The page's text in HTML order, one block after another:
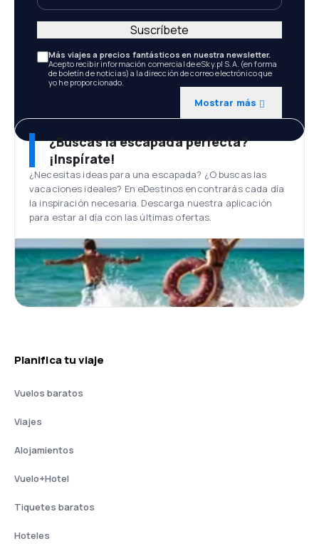
Más viajes a precios fantásticos en nuestra newsletter.
Acepto recibir información comercial de eSky.pl S.A. (en forma
de boletín de noticias) a la dirección de correo electrónico que
yo he proporcionado.
Mostrar más
Suscríbete
¿Buscas la escapada perfecta?
¡Inspírate!
¿Necesitas ideas para una escapada? ¿O buscas las
vacaciones ideales? En eDestinos encontrarás cada día
la inspiración necesaria. Descarga nuestra aplicación
para estar al día con las últimas ofertas.
Planifica tu viaje
Vuelos baratos
Viajes
Alojamientos
Vuelo+Hotel
Tiquetes baratos
Hoteles